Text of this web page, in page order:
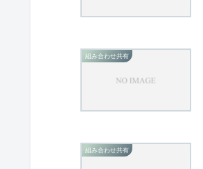
組み合わせ共有
組み合わせ共有